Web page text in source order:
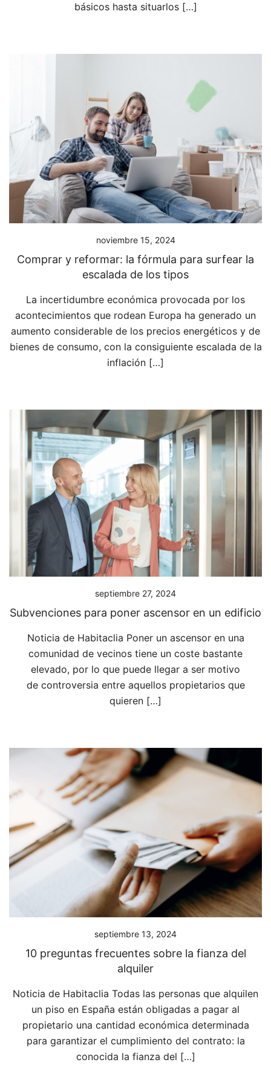
básicos hasta situarlos […]
noviembre 15, 2024
Comprar y reformar: la fórmula para surfear la
escalada de los tipos
La incertidumbre económica provocada por los
acontecimientos que rodean Europa ha generado un
aumento considerable de los precios energéticos y de
bienes de consumo, con la consiguiente escalada de la
inflación […]
septiembre 27, 2024
Subvenciones para poner ascensor en un edificio
Noticia de Habitaclia Poner un ascensor en una
comunidad de vecinos tiene un coste bastante
elevado, por lo que puede llegar a ser motivo
de controversia entre aquellos propietarios que
quieren […]
septiembre 13, 2024
10 preguntas frecuentes sobre la fianza del
alquiler
Noticia de Habitaclia Todas las personas que alquilen
un piso en España están obligadas a pagar al
propietario una cantidad económica determinada
para garantizar el cumplimiento del contrato: la
conocida la fianza del […]